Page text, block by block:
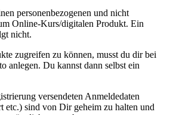
personenbezogenen und nicht
Online-Kurs/digitalen Produkt. Ein
nicht.
zugreifen zu können, musst du dir bei
anlegen. Du kannst dann selbst ein
versendeten Anmeldedaten
etc.) sind von Dir geheim zu halten und